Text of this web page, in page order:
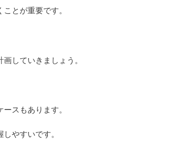
とが重要です。
していきましょう。
スもあります。
やすいです。